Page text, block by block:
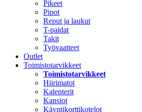
Pikeet
Pipot
Reput ja laukut
T-paidat
Takit
Työvaatteet
Outlet
Toimistotarvikkeet
Toimistotarvikkeet
Hiirimatot
Kalenterit
Kansiot
Käyntikorttikotelot